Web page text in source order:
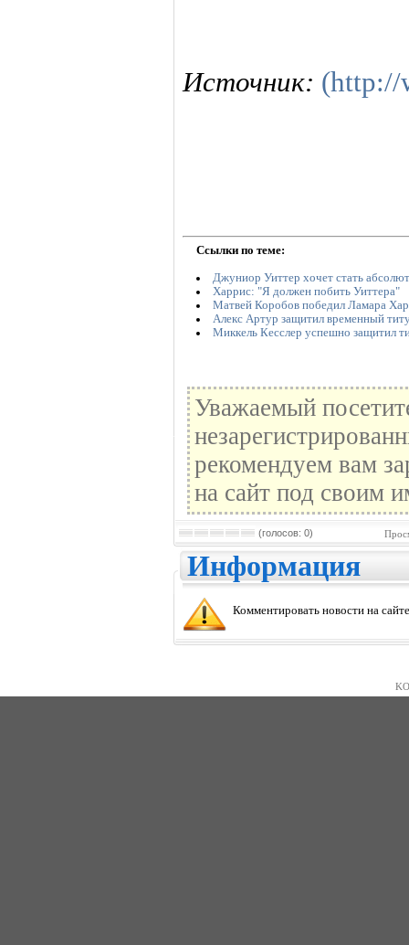
Источник: (http://
Ссылки по теме:
Джуниор Уиттер хочет стать
Харрис: "Я должен побить Уиттера"
Матвей Коробов победил Ламара
Алекс Артур защитил временный
Миккель Кесслер успешно защитил
Уважаемый
рекомендуем вам
на сайт под своим
(голосов: 0)
Информация
Комментировать новости на